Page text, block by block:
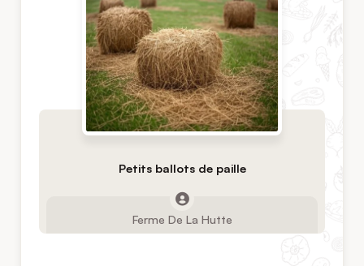
Petits ballots de paille
Ferme De La Hutte